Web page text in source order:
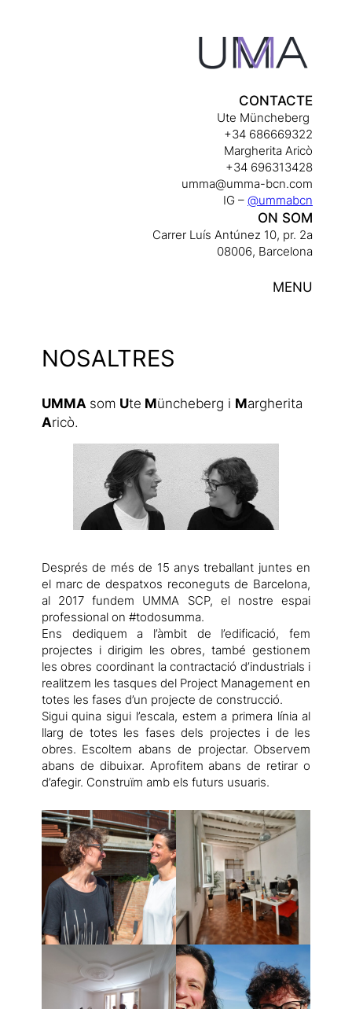
CONTACTE
Ute Müncheberg
+34 686669322
Margherita Aricò
+34 696313428
umma@umma-bcn.com
IG – @ummabcn
ON SOM
Carrer Luís Antúnez 10, pr. 2a
08006, Barcelona
MENU
NOSALTRES
UMMA som Ute Müncheberg i Margherita
Aricò.
Després de més de 15 anys treballant juntes en
el marc de despatxos reconeguts de Barcelona,
al 2017 fundem UMMA SCP, el nostre espai
professional on #todosumma.
Ens dediquem a l’àmbit de l’edificació, fem
projectes i dirigim les obres, també gestionem
les obres coordinant la contractació d’industrials i
realitzem les tasques del Project Management en
totes les fases d’un projecte de construcció.
Sigui quina sigui l’escala, estem a primera línia al
llarg de totes les fases dels projectes i de les
obres. Escoltem abans de projectar. Observem
abans de dibuixar. Aprofitem abans de retirar o
d’afegir. Construïm amb els futurs usuaris.